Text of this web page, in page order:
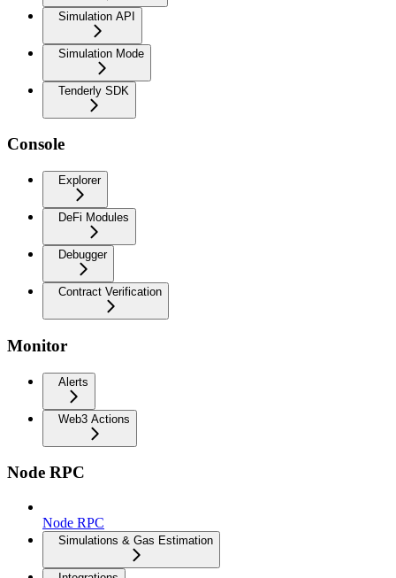
Simulation API
Simulation Mode
Tenderly SDK
Console
Explorer
DeFi Modules
Debugger
Contract Verification
Monitor
Alerts
Web3 Actions
Node RPC
Node RPC
Simulations & Gas Estimation